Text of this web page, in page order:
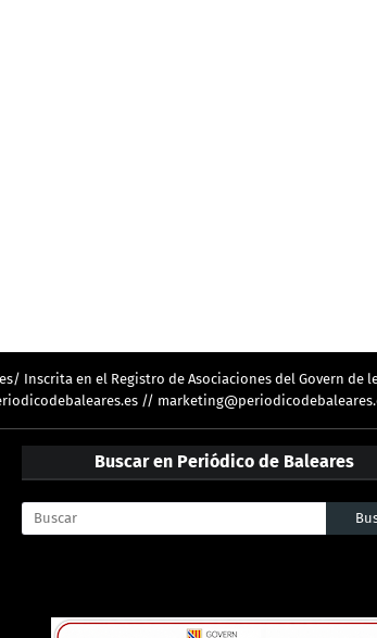
Inscrita en el Registro de Asociaciones del Govern de
//
Buscar en Periódico de Baleares